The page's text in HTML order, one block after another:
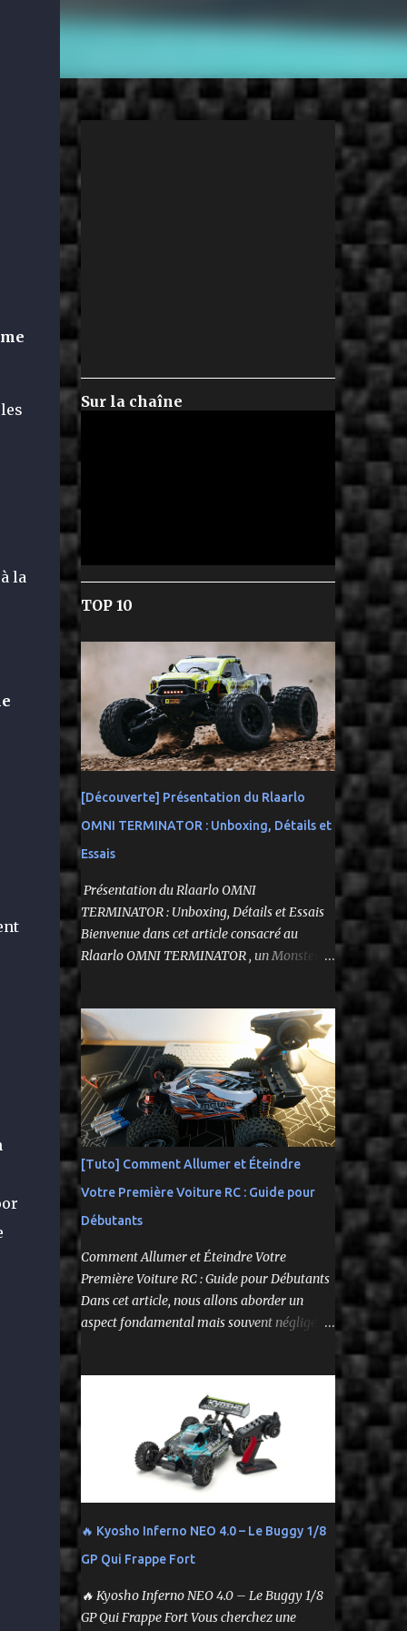
la
Sur la chaîne
TOP 10
[Découverte] Présentation du Rlaarlo
OMNI TERMINATOR : Unboxing, Détails et
Essais
Présentation du Rlaarlo OMNI
TERMINATOR : Unboxing, Détails et Essais
Bienvenue dans cet article consacré au
Rlaarlo OMNI TERMINATOR , un Monster
ses caractéristiques détaillées, les essais
pratiques, et bien sûr, une conclusion sur ses
performances et sa valeur. Ce modèle se
distingue par son prix attractif et ses
fonctionnalités intéressantes, et nous allons
examiner tout cela en profondeur. ---------
-------------------------------- Lien
affilié Aliexpress 👉​
https://s.click.aliexpress.com/e/_c3IM84VZ --
---------------------------------------
--
[Tuto] Comment Allumer et Éteindre
Votre Première Voiture RC : Guide pour
Débutants
Comment Allumer et Éteindre Votre
Première Voiture RC : Guide pour Débutants
Dans cet article, nous allons aborder un
aspect fondamental mais souvent négligé de
simple, mais une procédure incorrecte peut
entraîner des problèmes et gâcher votre
expérience. Suivez ces étapes pour vous
assurer que tout fonctionne sans accroc.
🔥 Kyosho Inferno NEO 4.0 – Le Buggy 1/8
GP Qui Frappe Fort
🔥 Kyosho Inferno NEO 4.0 – Le Buggy 1/8
GP Qui Frappe Fort Vous cherchez une